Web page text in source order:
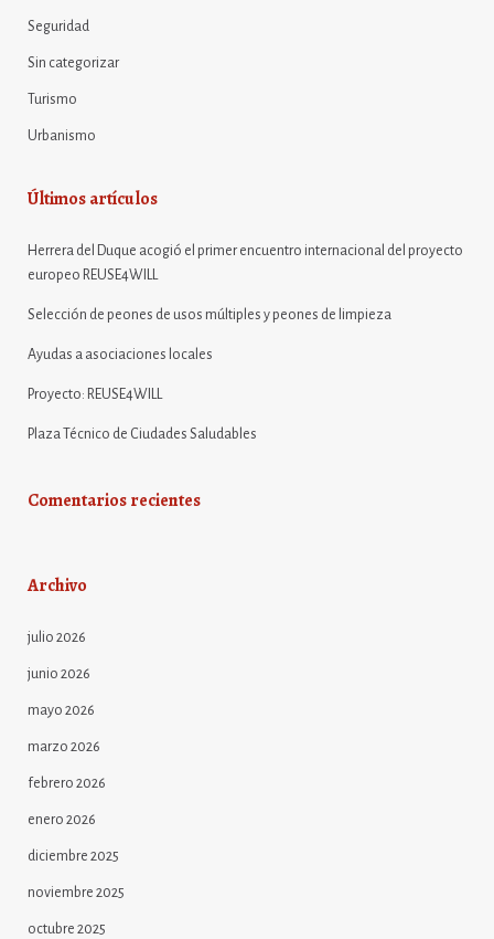
Seguridad
Sin categorizar
Turismo
Urbanismo
Últimos artículos
Herrera del Duque acogió el primer encuentro internacional del proyecto
europeo REUSE4WILL
Selección de peones de usos múltiples y peones de limpieza
Ayudas a asociaciones locales
Proyecto: REUSE4WILL
Plaza Técnico de Ciudades Saludables
Comentarios recientes
Archivo
julio 2026
junio 2026
mayo 2026
marzo 2026
febrero 2026
enero 2026
diciembre 2025
noviembre 2025
octubre 2025